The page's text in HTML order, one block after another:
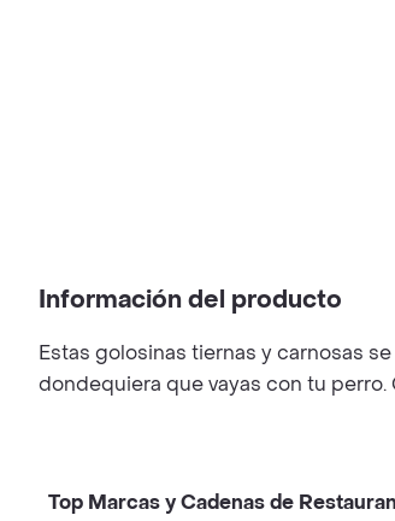
Información del producto
Estas golosinas tiernas y carnosas
dondequiera que vayas con tu
Top Marcas y Cadenas de